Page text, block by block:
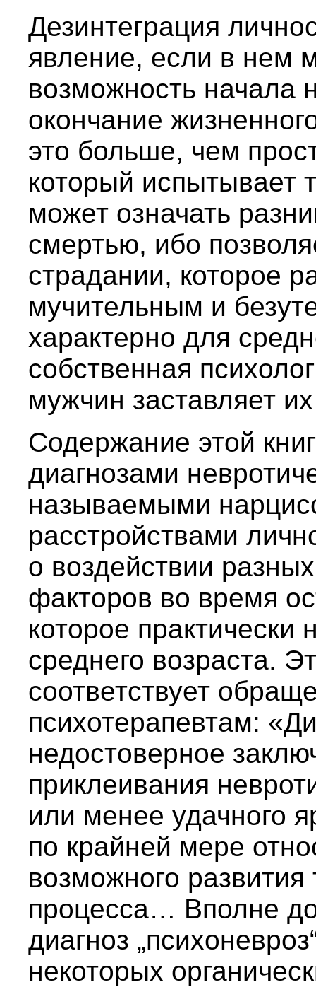
Дезинтеграция
явление, если в нем
возможность начала
окончание
это больше, чем
который испытывает
может означать
смертью, ибо
страдании, которое
мучительным и
характерно для
собственная
мужчин заставляет
Содержание этой
диагнозами
называемыми
расстройствами
о воздействии
факторов во время
которое практически
среднего возраста.
соответствует
психотерапевтам:
недостоверное
приклеивания
или менее удачного
по крайней мере
возможного развития
процесса… Вполне
диагноз
некоторых